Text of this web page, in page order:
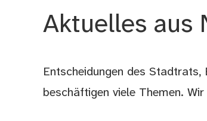
Aktuelles aus
Entscheidungen des
beschäftigen viele Themen.